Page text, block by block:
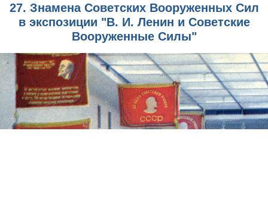
27. Знамена Советских Вооруженных Сил
в экспозиции "В. И. Ленин и Советские
Вооруженные Силы"